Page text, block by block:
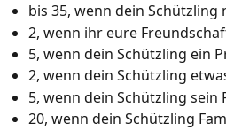
bis 35, wenn dein
2, wenn ihr eure
5, wenn dein Schützling ein
2, wenn dein Schützling
5, wenn dein Schützling
20, wenn dein Schützling